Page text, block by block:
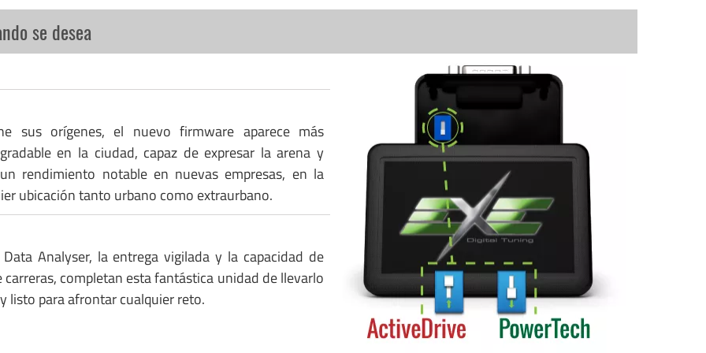
se desea
sus orígenes, el nuevo firmware aparece más
en la ciudad, capaz de expresar la arena y
rendimiento notable en nuevas empresas, en la
ubicación tanto urbano como extraurbano.
Analyser, la entrega vigilada y la capacidad de
completan esta fantástica unidad de llevarlo
listo para afrontar cualquier reto.